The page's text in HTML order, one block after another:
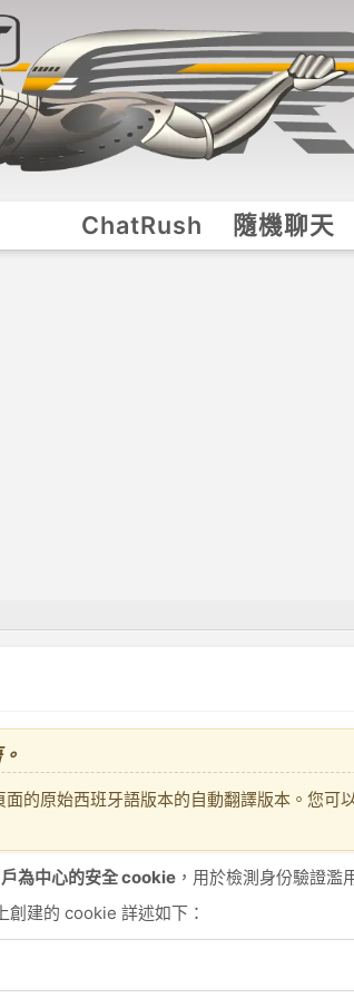
ChatRush 隨機聊天
的原始西班牙語版本的自動翻譯版本。您可
為中心的安全 cookie，用於檢測身份驗證濫
創建的 cookie 詳述如下：